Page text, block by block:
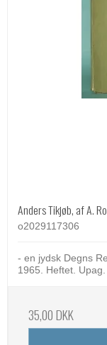
Anders Tikjøb, af A.
o2029117306
- en jydsk Degns
1965. Heftet. Upag.
35,00 DKK